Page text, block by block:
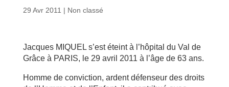
29 Avr 2011 | Non classé
Jacques MIQUEL s’est éteint à l’hôpital du Val de
Grâce à PARIS, le 29 avril 2011 à l’âge de 63 ans.
Homme de conviction, ardent défenseur des droits